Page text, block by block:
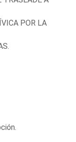
POR LA